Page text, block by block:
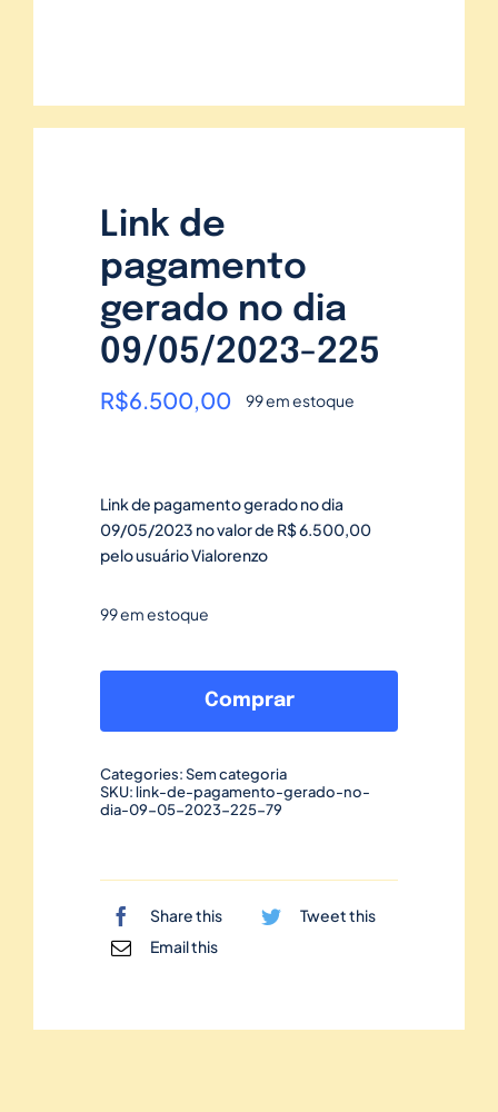
Link de
pagamento
gerado no dia
09/05/2023-225
R$6.500,00 99 em estoque
Link de pagamento gerado no dia
09/05/2023 no valor de R$ 6.500,00
pelo usuário Vialorenzo
99 em estoque
de
no
dia
quantidade
Comprar
Categories:Sem categoria
SKU: link-de-pagamento-gerado-no-
dia-09-05-2023-225-79
Share this
Tweet this
Email this